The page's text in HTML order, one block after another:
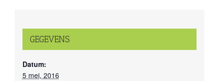
GEGEVENS
Datum:
5 mei, 2016